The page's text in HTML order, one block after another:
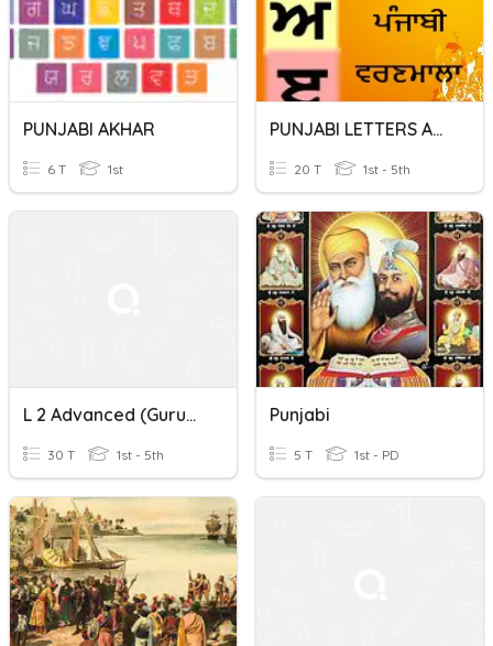
PUNJABI AKHAR
6 T 1st
PUNJABI LETTERS AND THEIR SOUNDS
20 T 1st - 5th
L 2 Advanced (Gurubolee Punjabi) P:12-15 ਔਂਕੜ ਦੂਲੈਂਕੜ
30 T 1st - 5th
Punjabi
5 T 1st - PD